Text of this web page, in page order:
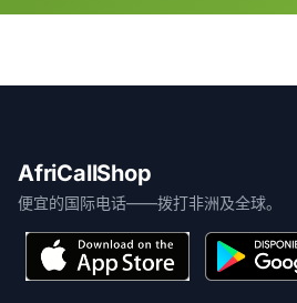
AfriCallShop
便宜的国际电话——拨打非洲及全球。